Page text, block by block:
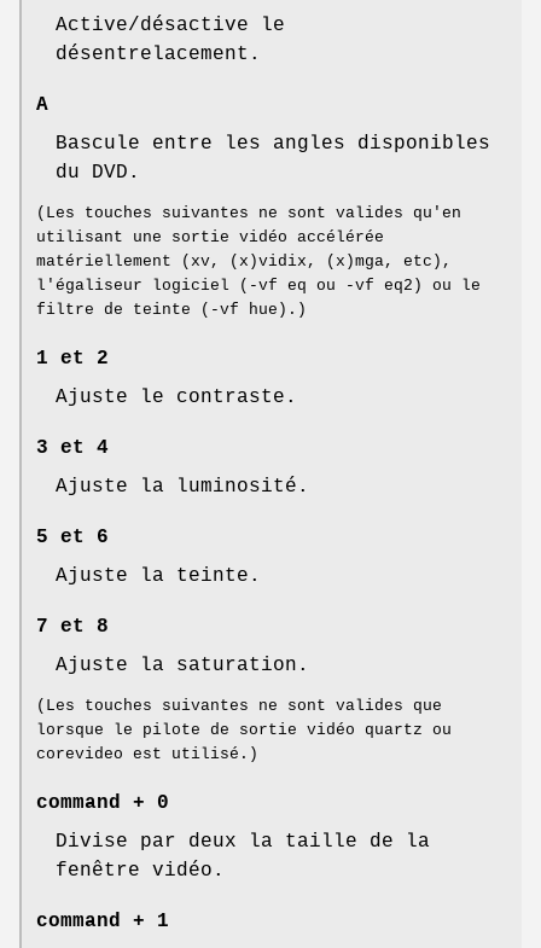
Active/désactive le
désentrelacement.
A
Bascule entre les angles disponibles
du DVD.
(Les touches suivantes ne sont valides qu'en
utilisant une sortie vidéo accélérée
matériellement (xv, (x)vidix, (x)mga, etc),
l'égaliseur logiciel (-vf eq ou -vf eq2) ou le
filtre de teinte (-vf hue).)
1 et 2
Ajuste le contraste.
3 et 4
Ajuste la luminosité.
5 et 6
Ajuste la teinte.
7 et 8
Ajuste la saturation.
(Les touches suivantes ne sont valides que
lorsque le pilote de sortie vidéo quartz ou
corevideo est utilisé.)
command + 0
Divise par deux la taille de la
fenêtre vidéo.
command + 1